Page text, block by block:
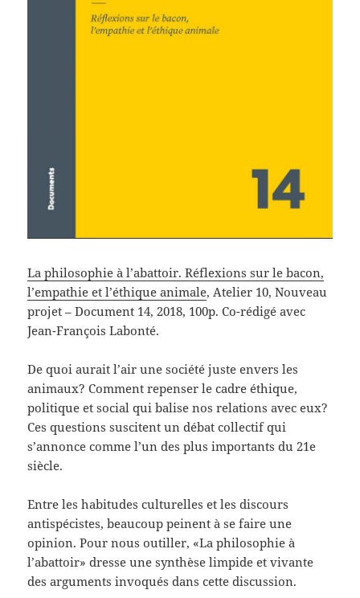
La philosophie à l’abattoir. Réflexions sur le bacon,
l’empathie et l’éthique animale, Atelier 10, Nouveau
projet – Document 14, 2018, 100p. Co-rédigé avec
Jean-François Labonté.
De quoi aurait l’air une société juste envers les
animaux? Comment repenser le cadre éthique,
politique et social qui balise nos relations avec eux?
Ces questions suscitent un débat collectif qui
s’annonce comme l’un des plus importants du 21e
siècle.
Entre les habitudes culturelles et les discours
antispécistes, beaucoup peinent à se faire une
opinion. Pour nous outiller, «La philosophie à
l’abattoir» dresse une synthèse limpide et vivante
des arguments invoqués dans cette discussion.